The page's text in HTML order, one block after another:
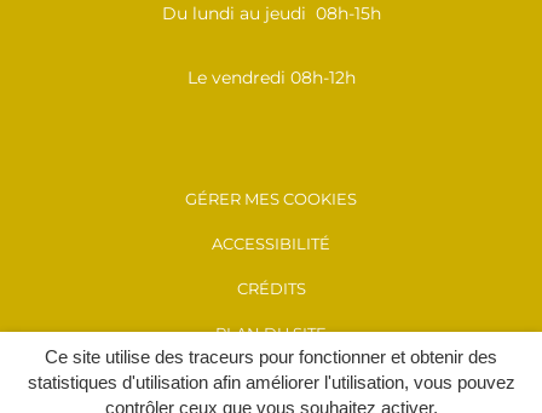
Ce site utilise des traceurs pour fonctionner et obtenir des
statistiques d'utilisation afin améliorer l'utilisation, vous pouvez
contrôler ceux que vous souhaitez activer.
Du lundi au jeudi 08h-15h
Le vendredi 08h-12h
GÉRER MES COOKIES
ACCESSIBILITÉ
CRÉDITS
PLAN DU SITE
MENTIONS LÉGALES